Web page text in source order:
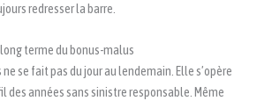
redresser la barre.
terme du bonus-malus
se fait pas du jour au lendemain. Elle s’opère
des années sans sinistre responsable. Même